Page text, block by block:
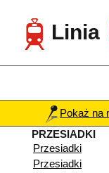
Linia
Pokaż na
PRZESIADKI
Przesiadki
Przesiadki